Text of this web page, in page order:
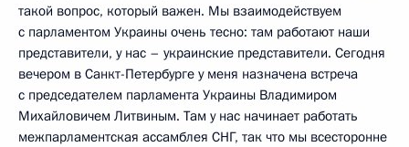
такой вопрос, который важен. Мы взаимодействуем
с парламентом Украины очень тесно: там работают наши
представители, у нас – украинские представители. Сегодня
вечером в Санкт-Петербурге у меня назначена встреча
с председателем парламента Украины Владимиром
Михайловичем Литвиным. Там у нас начинает работать
межпарламентская ассамблея СНГ, так что мы всесторонне